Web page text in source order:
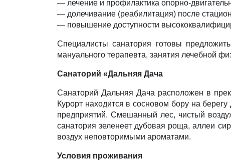
— лечение и профилактика опорно-
— долечивание (реабилитация) после
— повышение доступности
Специалисты санатория готовы
мануального терапевта, занятия лечебной
Санаторий «Дальняя Дача
Санаторий Дальняя Дача расположен в
Курорт находится в сосновом бору на
предприятий. Смешанный лес, чистый
санатория зеленеет дубовая роща, аллеи
воздух неповторимыми ароматами.
Условия проживания